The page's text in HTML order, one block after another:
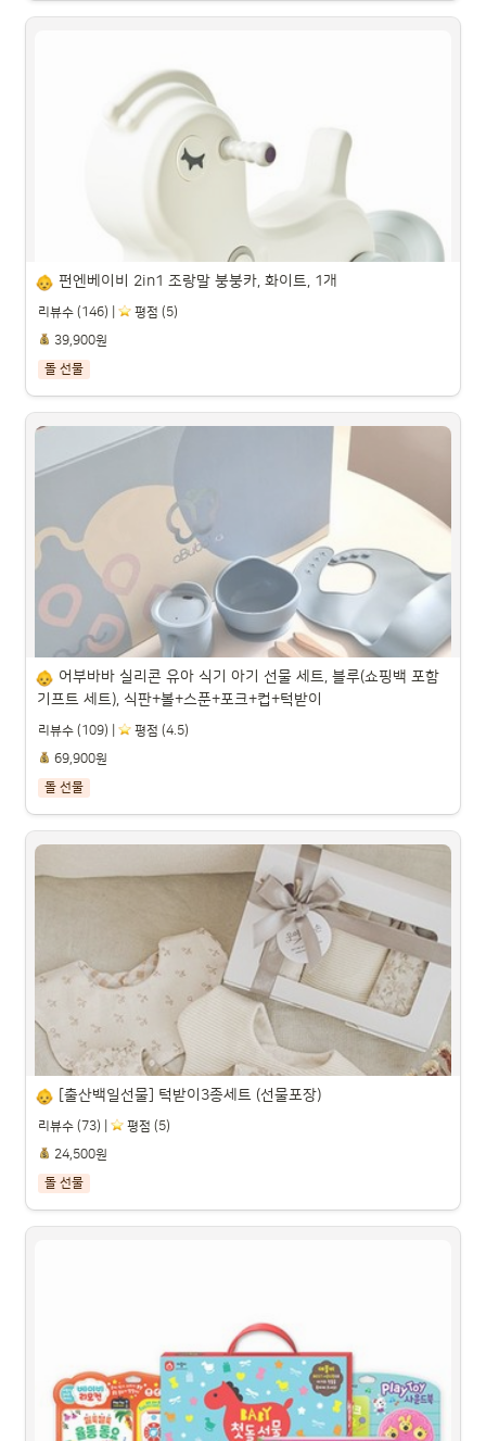
아띠빠스 유아용 걸음마 신발 + 무릎 보호대 선물세트
파트너스 활동을 통해 일정액의 수수료를 제공받을 수 있습니다.
펀엔베이비 2in1 조랑말 붕붕카, 화이트, 1개
파트너스 활동을 통해 일정액의 수수료를 제공받을 수 있습니다.
펀엔베이비 2in1 조랑말 붕붕카, 화이트, 1개
리뷰수 (146) |
️ 평점 (5)
39,900원
돌 선물
어부바바 실리콘 유아 식기 아기 선물 세트, 블루(쇼핑백 포함
기프트 세트), 식판+볼+스푼+포크+컵+턱받이
파트너스 활동을 통해 일정액의 수수료를 제공받을 수 있습니다.
어부바바 실리콘 유아 식기 아기 선물 세트, 블루(쇼핑백 포함
기프트 세트), 식판+볼+스푼+포크+컵+턱받이
리뷰수 (109) |
️ 평점 (4.5)
69,900원
돌 선물
파트너스 활동을 통해 일정액의 수수료를 제공받을 수 있습니다.
[출산백일선물] 턱받이3종세트 (선물포장)
리뷰수 (73) |
️ 평점 (5)
24,500원
돌 선물